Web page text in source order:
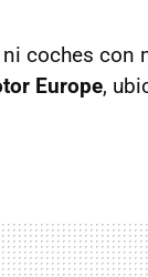
coches
Europe,